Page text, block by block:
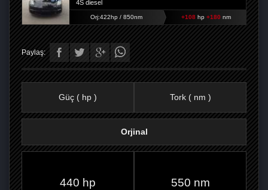
4S diesel
Orj:422hp / 850nm +108hp +180 nm
Paylaş:
Güç ( hp ) Tork ( nm )
Orjinal
440 hp 550 nm